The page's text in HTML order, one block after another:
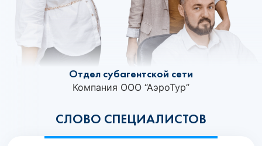
СЛОВО СПЕЦИАЛИСТОВ
Отдел субагентской сети
Компания ООО “АэроТур”